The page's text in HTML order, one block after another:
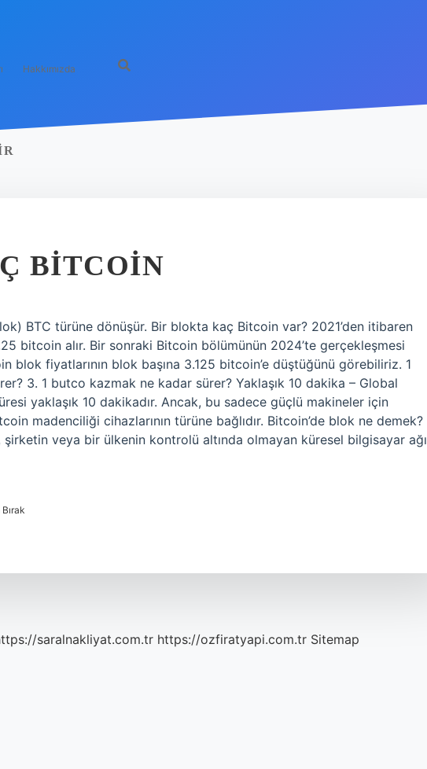
Hakkımızda
BITCOIN
BTC türüne dönüşür. Bir blokta kaç Bitcoin var? 2021’den itibaren
bitcoin alır. Bir sonraki Bitcoin bölümünün 2024’te gerçekleşmesi
blok fiyatlarının blok başına 3.125 bitcoin’e düştüğünü görebiliriz. 1
3. 1 butco kazmak ne kadar sürer? Yaklaşık 10 dakika – Global
yaklaşık 10 dakikadır. Ancak, bu sadece güçlü makineler için
madenciliği cihazlarının türüne bağlıdır. Bitcoin’de blok ne demek?
veya bir ülkenin kontrolü altında olmayan küresel bilgisayar ağı
saralnakliyat.com.tr https://ozfiratyapi.com.tr Sitemap